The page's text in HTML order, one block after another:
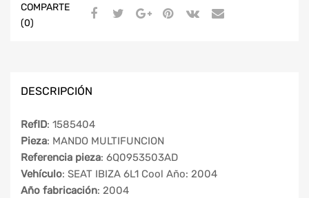
COMPARTE
(0)
DESCRIPCIÓN
RefID: 1585404
Pieza: MANDO MULTIFUNCION
Referencia pieza: 6Q0953503AD
Vehículo: SEAT IBIZA 6L1 Cool Año: 2004
Año fabricación: 2004